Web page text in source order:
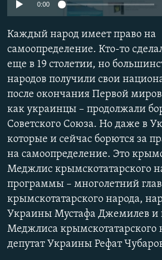
ПОБЕДИТЕЛЕЙ НЕ СУДЯТ?
КРЫМ.НЕПОКОРЕННЫЙ
ELIFBE
УКРАИНСКАЯ ПРОБЛЕМА КРЫМА
ПРИСОЕДИНЯЙТЕСЬ!
Все сайты RFE/RL
0:00
Каждый народ имеет право на
самоопределение. Кто-то
еще в 19 столетии, но
народов получили свои
после окончания Первой
как украинцы – продолжали
Советского Союза. Но даже в
которые и сейчас борются за
на самоопределение. Это
Меджлис крымскотатарского
программы – многолетний
крымскотатарского народа,
Украины Мустафа Джемилев и
Меджлиса крымскотатарского
депутат Украины Рефат